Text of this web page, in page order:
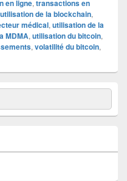
en ligne, transactions en
utilisation de la blockchain,
médical, utilisation de la
MDMA, utilisation du bitcoin,
, volatilité du bitcoin,